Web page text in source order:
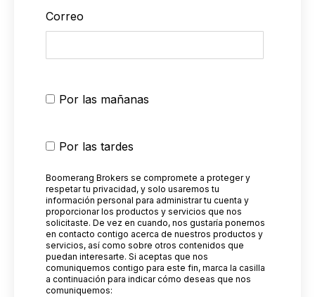
Correo
Por las mañanas
Por las tardes
Boomerang Brokers se compromete a proteger y
respetar tu privacidad, y solo usaremos tu
información personal para administrar tu cuenta y
proporcionar los productos y servicios que nos
solicitaste. De vez en cuando, nos gustaría ponernos
en contacto contigo acerca de nuestros productos y
servicios, así como sobre otros contenidos que
puedan interesarte. Si aceptas que nos
comuniquemos contigo para este fin, marca la casilla
a continuación para indicar cómo deseas que nos
comuniquemos: